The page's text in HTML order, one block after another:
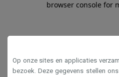
browser console for
Op onze sites en applicaties
bezoek. Deze gegevens stellen